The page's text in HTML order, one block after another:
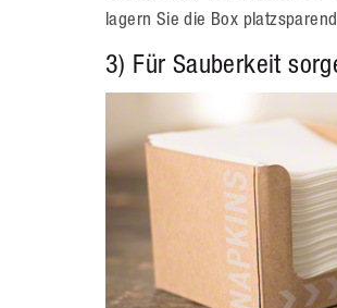
lagern Sie die Box
3) Für Sauberkeit